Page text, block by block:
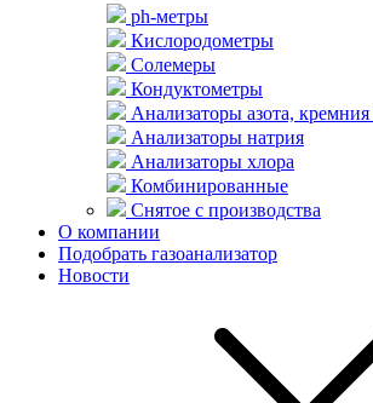
ph-метры
Кислородометры
Солемеры
Кондуктометры
Анализаторы азота, кремния
Анализаторы натрия
Анализаторы хлора
Комбинированные
Снятое с производства
О компании
Подобрать газоанализатор
Новости